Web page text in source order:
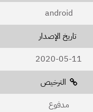
android
تاريخ الإصدار
2020-05-11
الترخيص
مدفوع